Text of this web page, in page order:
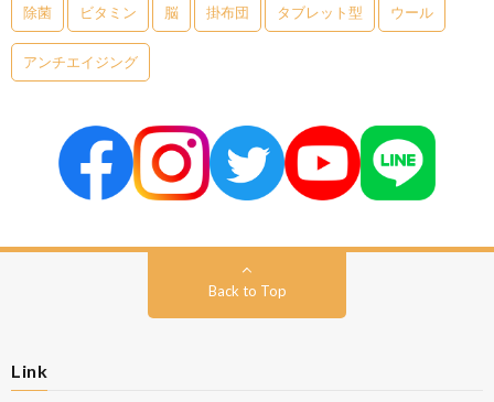
除菌 ビタミン 脳 掛布団 タブレット型 ウール
アンチエイジング
Back to Top
Link